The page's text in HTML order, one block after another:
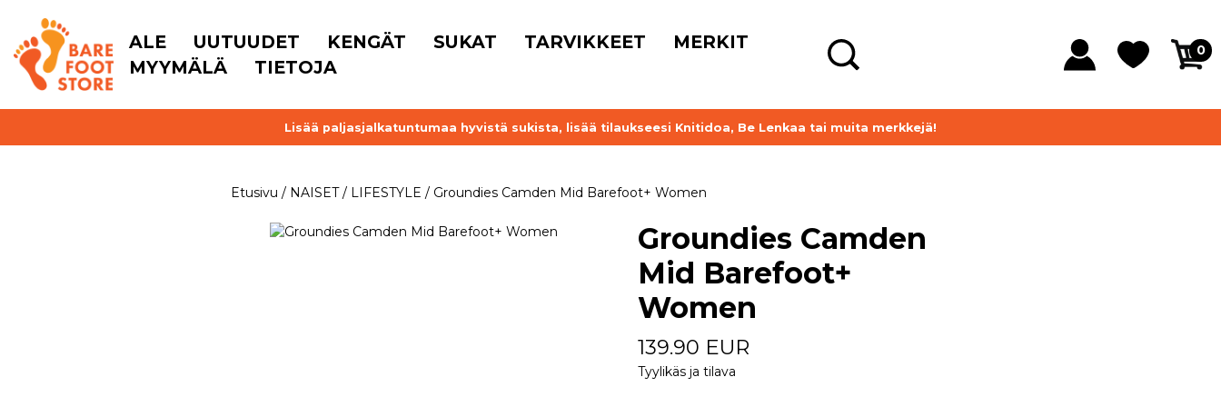
ALE UUTUUDET KENGÄT SUKAT TARVIKKEET
MERKIT
MYYMÄLÄ
TIETOJA
0
Lisää paljasjalkatuntumaa hyvistä sukista, lisää tilaukseesi Knitidoa, Be Lenkaa tai muita merkkejä!
Etusivu / NAISET/ LIFESTYLE / Groundies Camden Mid Barefoot+ Women
Groundies Camden
Mid Barefoot+
Women
139.90 EUR
Tyylikäs ja tilava